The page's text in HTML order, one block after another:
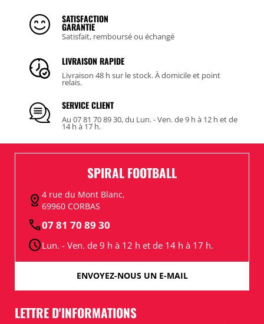
SATISFACTION
GARANTIE
Satisfait, remboursé ou échangé
LIVRAISON RAPIDE
Livraison 48 h sur le stock. À domicile et point
relais.
SERVICE CLIENT
Au 07 81 70 89 30, du Lun. - Ven. de 9 h à 12 h et de
14 h à 17 h.
SPIRAL FOOTBALL
distance 4 rue du Mont Blanc,
69960 CORBAS
call07 81 70 89 30
scheduleLun. - Ven. de 9 h à 12 h et de 14 h à 17 h.
ENVOYEZ-NOUS UN E-MAIL
LETTRE D'INFORMATIONS